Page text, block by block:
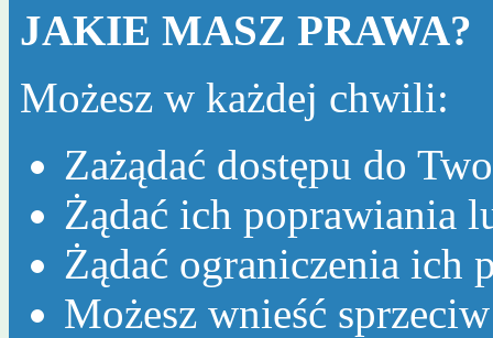
JAKIE MASZ PRAWA?
Możesz w każdej chwili:
Zażądać dostępu do
Żądać ich poprawiania
Żądać ograniczenia ich
Możesz wnieść